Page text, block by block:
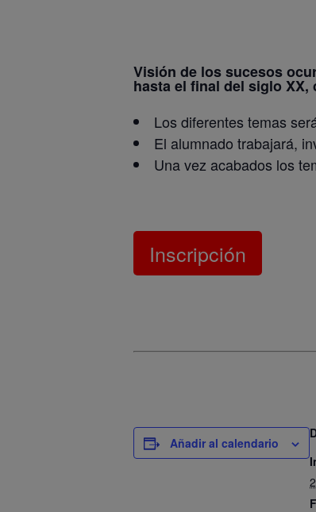
Visión de los sucesos
hasta el final del siglo
Los diferentes temas
El alumnado trabajará,
Una vez acabados los
Inscripción
Añadir al calendario